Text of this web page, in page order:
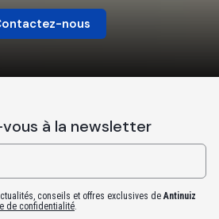
Contactez-nous
à la newsletter
conseils et offres exclusives deAntinuiz
de confidentialité.